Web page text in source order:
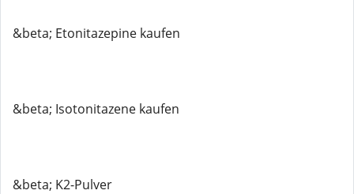
&beta; Etonitazepine kaufen
&beta; Isotonitazene kaufen
&beta; K2-Pulver